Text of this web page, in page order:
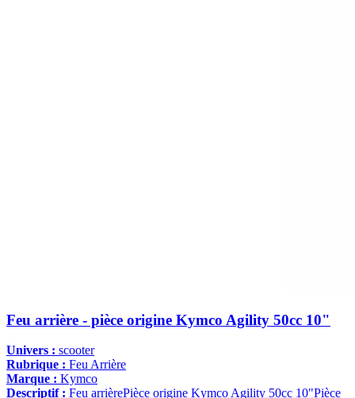
Feu arrière - pièce origine Kymco Agility 50cc 10"
Univers : scooter
Rubrique : Feu Arrière
Marque : Kymco
Descriptif : Feu arrièrePièce origine Kymco Agility 50cc 10"Pièce